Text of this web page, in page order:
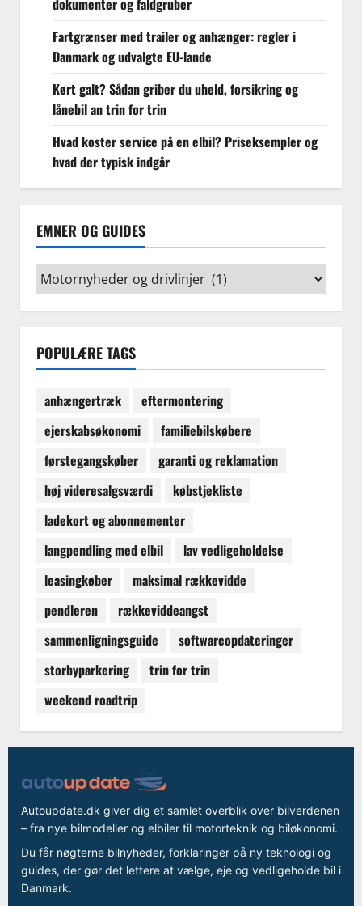
Fartgrænser med trailer og anhænger: regler i
Danmark og udvalgte EU-lande
Kørt galt? Sådan griber du uheld, forsikring og
lånebil an trin for trin
Hvad koster service på en elbil? Priseksempler og
hvad der typisk indgår
EMNER OG GUIDES
Emner
og
guides
POPULÆRE TAGS
anhængertræk
eftermontering
ejerskabsøkonomi
familiebilskøbere
førstegangskøber
garanti og reklamation
høj videresalgsværdi
købstjekliste
ladekort og abonnementer
langpendling med elbil
lav vedligeholdelse
leasingkøber
maksimal rækkevidde
pendleren
rækkeviddeangst
sammenligningsguide
softwareopdateringer
storbyparkering
trin for trin
weekend roadtrip
Autoupdate.dk giver dig et samlet overblik over bilverdenen
– fra nye bilmodeller og elbiler til motorteknik og biløkonomi.
Du får nøgterne bilnyheder, forklaringer på ny teknologi og
guides, der gør det lettere at vælge, eje og vedligeholde bil i
Danmark.